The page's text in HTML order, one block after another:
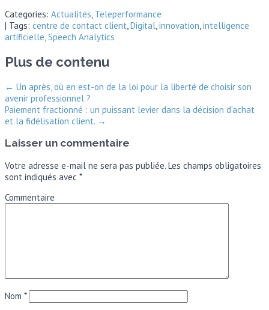
Categories: Actualités, Teleperformance
| Tags: centre de contact client,Digital,innovation,intelligence
artificielle,Speech Analytics
Plus de contenu
← Un après, où en est-on de la loi pour la liberté de choisir son
avenir professionnel ?
Paiement fractionné : un puissant levier dans la décision d’achat
et la fidélisation client. →
Laisser un commentaire
Votre adresse e-mail ne sera pas publiée. Les champs obligatoires
sont indiqués avec *
Commentaire
Nom *